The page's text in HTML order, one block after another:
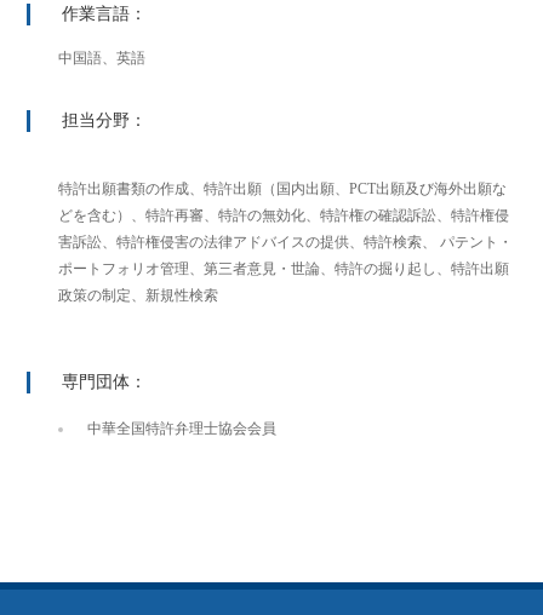
作業言語：
中国語、英語
担当分野：
特許出願書類の作成、特許出願（国内出願、PCT出願及び海外出願な
どを含む）、特許再審、特許の無効化、特許権の確認訴訟、特許権侵
害訴訟、特許権侵害の法律アドバイスの提供、特許検索、 パテント・
ポートフォリオ管理、第三者意見・世論、特許の掘り起し、特許出願
政策の制定、新規性検索
専門団体：
中華全国特許弁理士協会会員